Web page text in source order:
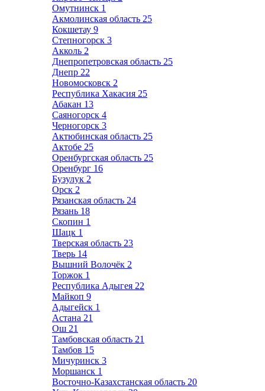
Омутнинск 1
Акмолинская область 25
Кокшетау 9
Степногорск 3
Акколь 2
Днепропетровская область 25
Днепр 22
Новомосковск 2
Республика Хакасия 25
Абакан 13
Саяногорск 4
Черногорск 3
Актюбинская область 25
Актобе 25
Оренбургская область 25
Оренбург 16
Бузулук 2
Орск 2
Рязанская область 24
Рязань 18
Скопин 1
Шацк 1
Тверская область 23
Тверь 14
Вышний Волочёк 2
Торжок 1
Республика Адыгея 22
Майкоп 9
Адыгейск 1
Астана 21
Ош 21
Тамбовская область 21
Тамбов 15
Мичуринск 3
Моршанск 1
Восточно-Казахстанская область 20